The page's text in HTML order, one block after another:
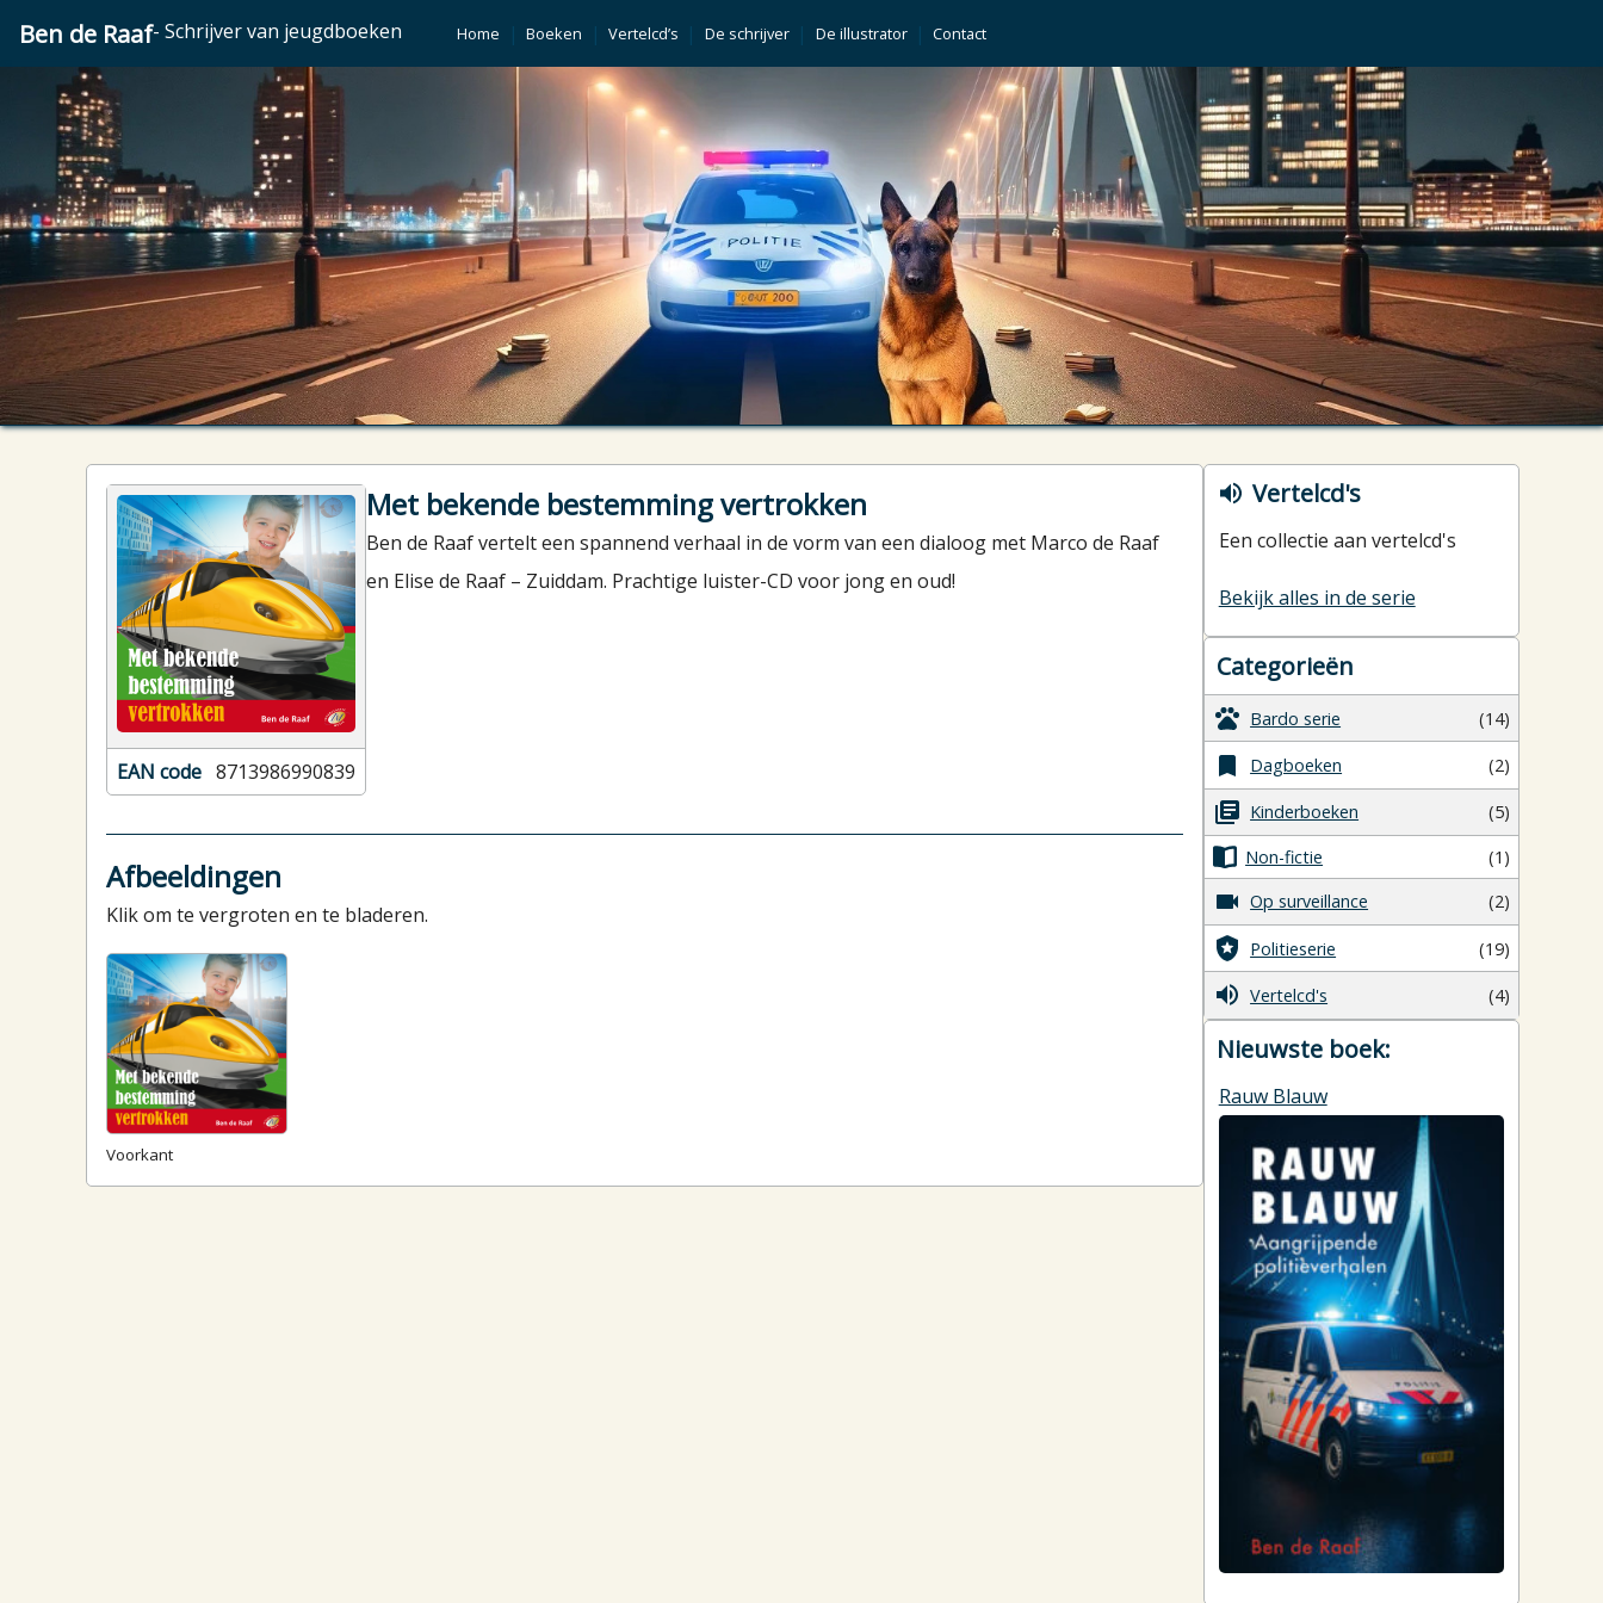
Ben de Raaf- Schrijver van jeugdboeken Home | Boeken | Vertelcd’s | De schrijver | De illustrator | Contact
EAN code 8713986990839
Met bekende bestemming vertrokken
Ben de Raaf vertelt een spannend verhaal in de vorm van een dialoog met Marco de Raaf
en Elise de Raaf – Zuiddam. Prachtige luister-CD voor jong en oud!
Afbeeldingen
Klik om te vergroten en te bladeren.
Voorkant
Vertelcd's
Een collectie aan vertelcd's
Bekijk alles in de serie
Categorieën
Bardo serie (14)
Dagboeken (2)
Kinderboeken
(5)
Non-fictie
(1)
Op surveillance
(2)
Politieserie (19)
Vertelcd's (4)
Nieuwste boek:
Rauw Blauw